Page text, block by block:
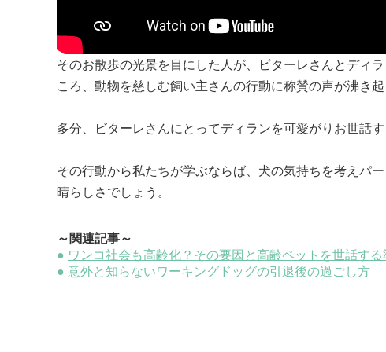
そのお散歩の光景を目にした人が、ビターレさんとディ
ころ、動物を慈しむ飼い主さんの行動に称賛の声が沸き起
多分、ビターレさんにとってディランを可愛がりお世話す
その行動から私たちが学ぶならば、犬の気持ちを考えパ
晴らしさでしょう。
～関連記事～
● ワンコ社会も高齢化？その要因と高齢ペットを世話する
● 意外と知らないワーキングドッグの引退後の過ごし方